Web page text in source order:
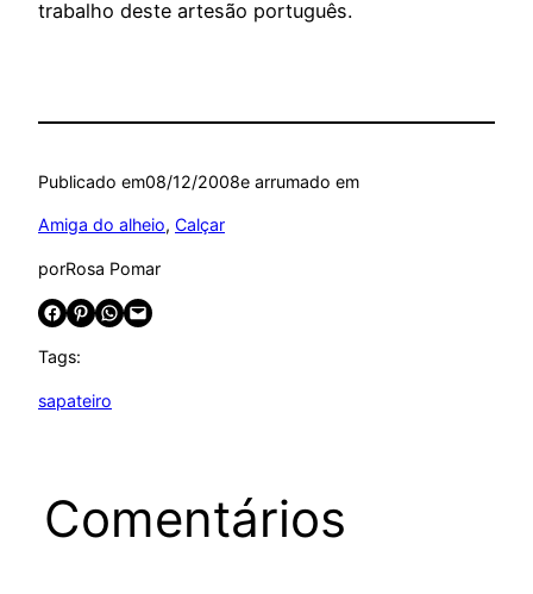
trabalho deste artesão português.
Publicado em08/12/2008e arrumado em
Amiga do alheio, Calçar
porRosa Pomar
Share on Facebook Share on Pinterest Share on WhatsApp Email this Page
Tags:
sapateiro
Comentários